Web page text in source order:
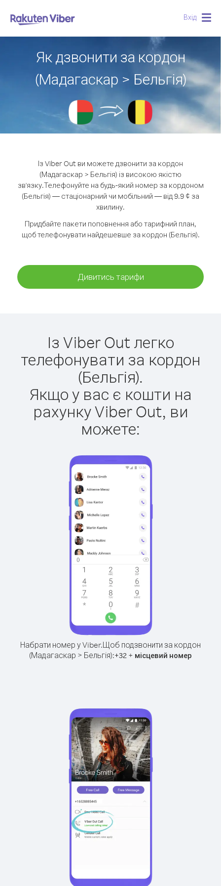
Вхід
Як дзвонити за кордон
(Мадагаскар > Бельгія)
Із Viber Out ви можете дзвонити за кордон
(Мадагаскар > Бельгія) із високою якістю
зв'язку.Телефонуйте на будь-який номер за кордоном
(Бельгія) — стаціонарний чи мобільний — від 9.9 ¢ за
хвилину.
Придбайте пакети поповнення або тарифний план,
щоб телефонувати найдешевше за кордон (Бельгія).
Дивитись тарифи
Із Viber Out легко
телефонувати за кордон
(Бельгія).
Якщо у вас є кошти на
рахунку Viber Out, ви
можете:
Набрати номер у Viber.Щоб подзвонити за кордон
(Мадагаскар > Бельгія):+32 + місцевий номер